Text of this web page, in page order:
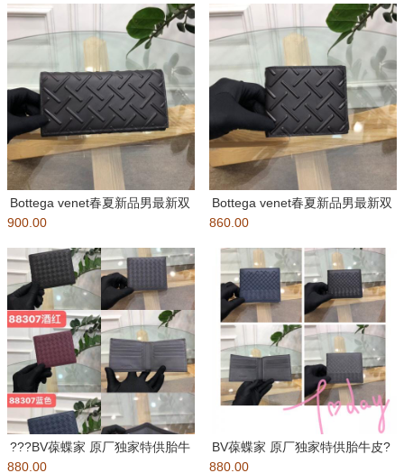
Bottega venet春夏新品男最新双
折钱包，压花NAP
900.00
Bottega venet春夏新品男最新双
折钱包，压花NAP
860.00
???BV葆蝶家 原厂独家特供胎牛
皮?纯手工编织 皮质越用越
880.00
BV葆蝶家 原厂独家特供胎牛皮?
纯手工编织 皮质越用越柔软
880.00